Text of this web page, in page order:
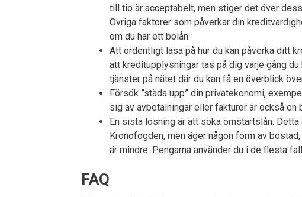
till tio är acceptabelt, men stiger det över
Övriga faktorer som påverkar din
om du har ett bolån.
Att ordentligt läsa på hur du kan påverka ditt
att kreditupplysningar tas på dig varje gång
tjänster på nätet där du kan få en överblick
Försök ”städa upp” din privatekonomi,
sig av avbetalningar eller fakturor är också en
En sista lösning är att söka omstartslån.
Kronofogden, men äger någon form av
är mindre. Pengarna använder du i de flesta
FAQ